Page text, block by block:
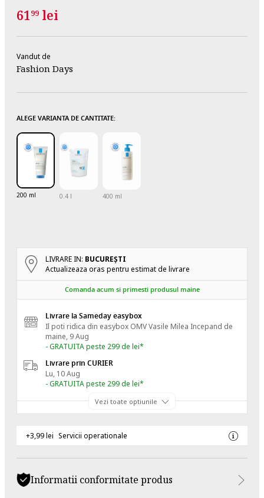
6199 lei
Vandut de
Fashion Days
ALEGE VARIANTA DE CANTITATE:
200 ml 0.4 l 400 ml
LIVRARE IN: BUCUREŞTI
Actualizeaza oras pentru estimat de livrare
Comanda acum si primesti produsul maine
Livrare la Sameday easybox
Il poti ridica din easybox OMV Vasile Milea Incepand de
maine, 9 Aug
- GRATUITA peste 299 de lei*
Livrare prin CURIER
Lu, 10 Aug
- GRATUITA peste 299 de lei*
Vezi toate optiunile
+3,99 lei Servicii operationale
Informatii conformitate produs